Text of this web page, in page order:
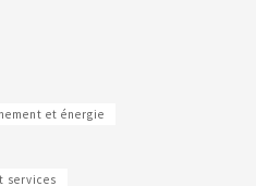
et énergie
services